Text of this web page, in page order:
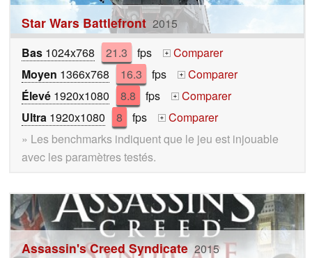
Star Wars Battlefront 2015
Bas 1024x768 21.3 fps +
Comparer
Moyen 1366x768 16.3 fps +
Comparer
Élevé 1920x1080 8.8 fps +
Comparer
Ultra 1920x1080 8 fps +
Comparer
» Les benchmarks indiquent que le jeu est injouable
avec les paramètres testés.
Assassin's Creed Syndicate 2015